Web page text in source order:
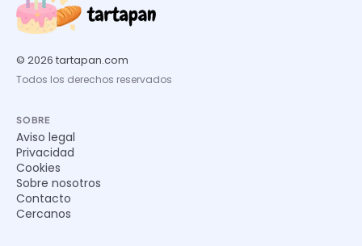
© 2026 tartapan.com
Todos los derechos reservados
SOBRE
Aviso legal
Privacidad
Cookies
Sobre nosotros
Contacto
Cercanos